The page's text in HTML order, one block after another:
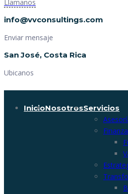
Llamanos
info@vvconsultings.com
Enviar mensaje
San José, Costa Rica
Ubicanos
InicioNosotrosServicios